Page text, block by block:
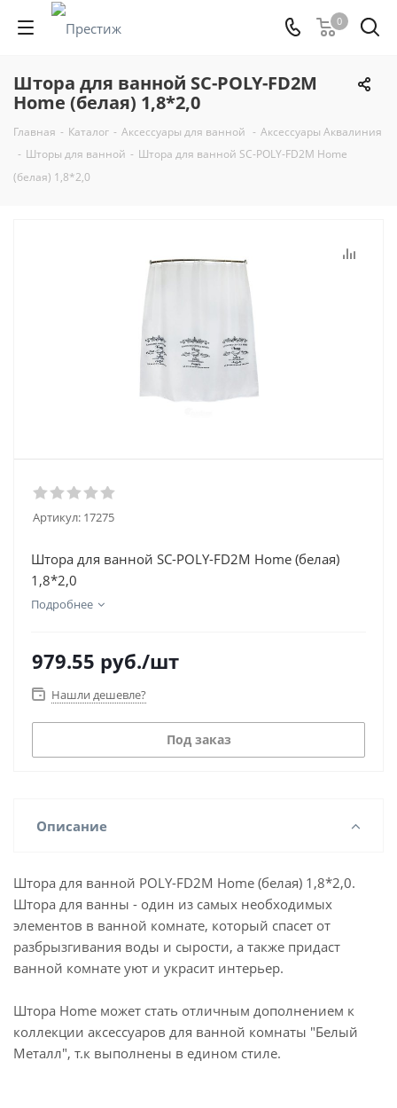
0
Штора для ванной SC-POLY-FD2M
Home (белая) 1,8*2,0
Главная - Каталог - Аксессуары для ванной - Аксессуары Аквалиния
- Шторы для ванной - Штора для ванной SC-POLY-FD2M Home
(белая) 1,8*2,0
Артикул: 17275
Штора для ванной SC-POLY-FD2M Home (белая)
1,8*2,0
Подробнее
979.55 руб./шт
Нашли дешевле?
Под заказ
Описание
Штора для ванной POLY-FD2M Home (белая) 1,8*2,0.
Штора для ванны - один из самых необходимых
элементов в ванной комнате, который спасет от
разбрызгивания воды и сырости, а также придаст
ванной комнате уют и украсит интерьер.
Штора Home может стать отличным дополнением к
коллекции аксессуаров для ванной комнаты "Белый
Металл", т.к выполнены в едином стиле.